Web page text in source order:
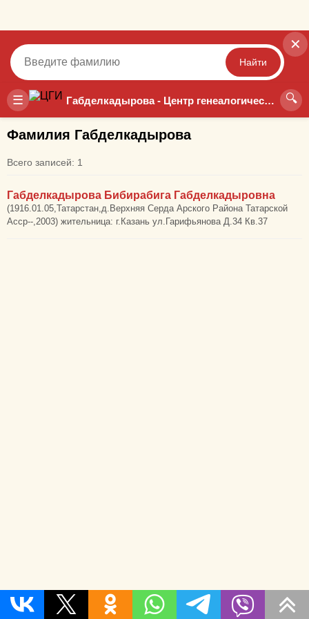
☰ Габделкадырова - Центр генеалогических исследований 🔍
✕
Найти
Точный Неточный
Фамилия Габделкадырова
Всего записей: 1
Габделкадырова Бибирабига Габделкадыровна
(1916.01.05,Татарстан,д.Верхняя Серда Арского Района Татарской
Асср--,2003) жительница: г.Казань ул.Гарифьянова Д.34 Кв.37